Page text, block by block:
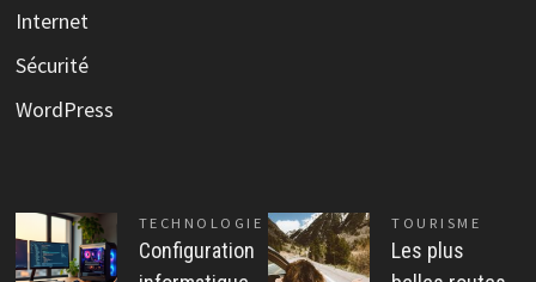
Internet
Sécurité
WordPress
TECHNOLOGIE
Configuration
TOURISME
Les plus